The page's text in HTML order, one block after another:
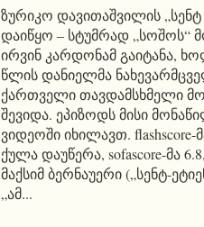
ზურიკო დავითაშვილის „სენტ
დაიწყო – სტუმრად „სოშოს“
ირვინ კარდონამ გაიტანა,
წლის დანიელმა
ქართველი თავდამსხმელი
შევიდა. ეპიზოდს მისი
ვიდეოში იხილავთ.
ქულა დაუწერა, sofascore-მა
მაქსიმ ბერნაუერი („სენტ-
„ამ...